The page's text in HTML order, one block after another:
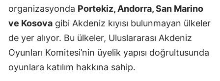
organizasyonda Portekiz, Andorra, San Marino
ve Kosova gibi Akdeniz kıyısı bulunmayan ülkeler
de yer alıyor. Bu ülkeler, Uluslararası Akdeniz
Oyunları Komitesi’nin üyelik yapısı doğrultusunda
oyunlara katılım hakkına sahip.